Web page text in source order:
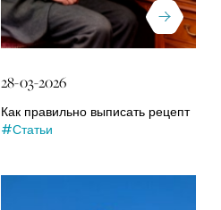
28-03-2026
Как правильно выписать рецепт
#Статьи